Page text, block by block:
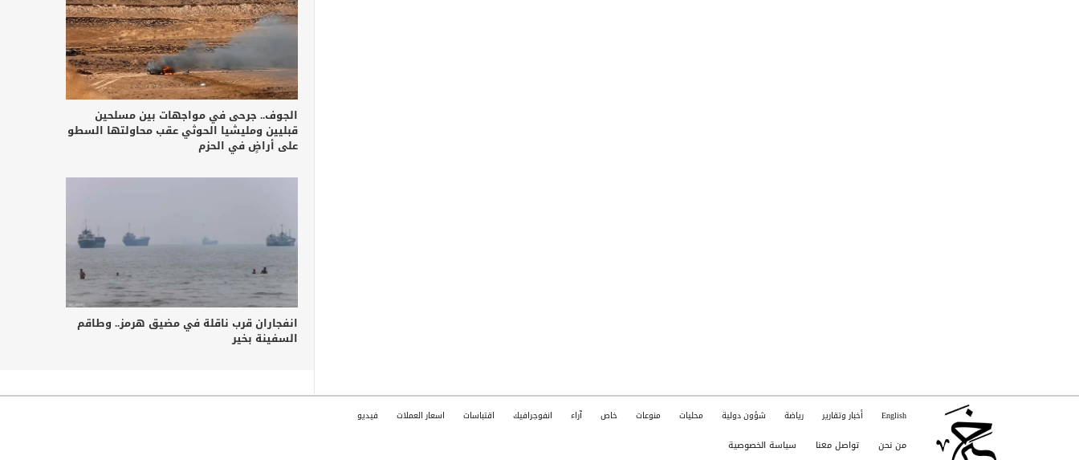
الجوف.. جرحى في مواجهات بين مسلحين
قبليين ومليشيا الحوثي عقب محاولتها السطو
على أراضٍ في الحزم
انفجاران قرب ناقلة في مضيق هرمز.. وطاقم
السفينة بخير
English أخبار وتقارير رياضة شؤون دولية محليات منوعات خاص آراء انفوجرافيك اقتباسات اسعار العملات فيديو
من نحن تواصل معنا سياسة الخصوصية